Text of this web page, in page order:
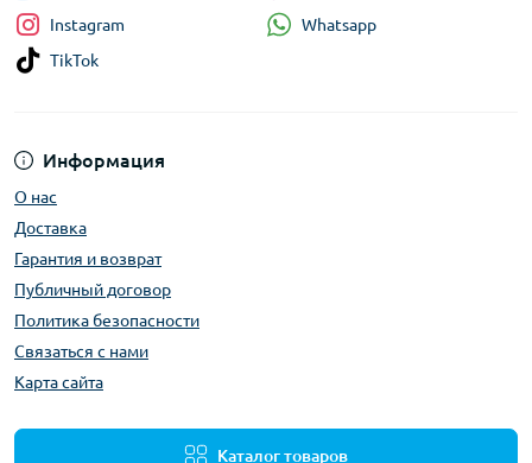
Информация
О нас
Доставка
Гарантия и возврат
Публичный договор
Политика безопасности
Связаться с нами
Карта сайта
Каталог товаров
Instagram
TikTok
Whatsapp